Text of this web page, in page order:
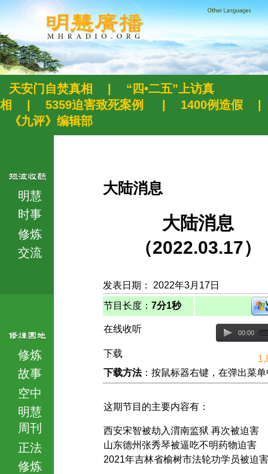
天安门自焚真相
“四•二五”上访真
相
5359迫害致死案例 1400例造假
《九评》编辑部
明慧
时事
修炼
交流
修炼
故事
空中
明慧
周刊
正法
修炼
大陆消息
大陆消息
（2022.03.17）
发表日期： 2022年3月17日
节目长度： 7分1秒
在线收听 00:00
下载
下载方法：按鼠标器右键，在弹出菜
这期节目的主要内容有：
西安宋智被劫入渭南监狱 再次被迫害
山东德州张秀琴被逼吃不明药物迫害
2021年吉林省榆树市法轮功学员被迫